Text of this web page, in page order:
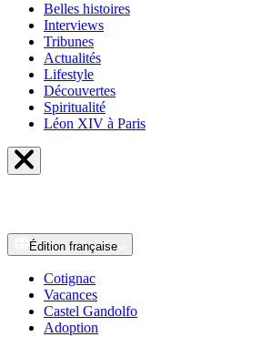
Belles histoires
Interviews
Tribunes
Actualités
Lifestyle
Découvertes
Spiritualité
Léon XIV à Paris
Édition française
Cotignac
Vacances
Castel Gandolfo
Adoption